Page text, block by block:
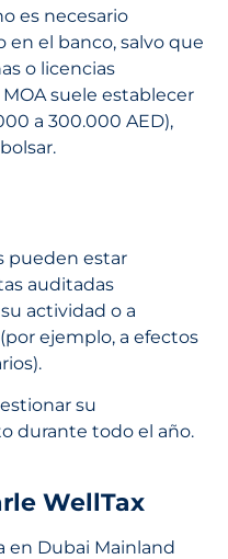
es necesario
el banco, salvo que
o licencias
suele establecer
a 300.000 AED),
pueden estar
auditadas
actividad o a
ejemplo, a efectos
su
durante todo el año.
WellTax
en Dubai Mainland